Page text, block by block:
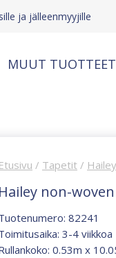
ja jälleenmyyjille
MUUT TUOTTEET
Etusivu / Tapetit / Hailey
Hailey non-
82241
3-4 viikkoa
0.53m x